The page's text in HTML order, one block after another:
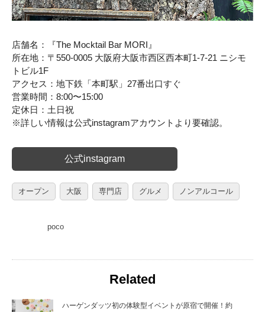
店舗名：『The Mocktail Bar MORI』
所在地：〒550-0005 大阪府大阪市西区西本町1-7-21 ニシモ
トビル1F
アクセス：地下鉄「本町駅」27番出口すぐ
営業時間：8:00〜15:00
定休日：土日祝
※詳しい情報は公式instagramアカウントより要確認。
公式instagram
オープン 大阪 専門店 グルメ ノンアルコール
poco
Related
ハーゲンダッツ初の体験型イベントが原宿で開催！約